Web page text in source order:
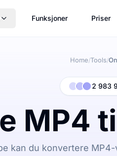
Funksjoner Priser
Home/Tools/
2 983
MP4
kan du konvertere